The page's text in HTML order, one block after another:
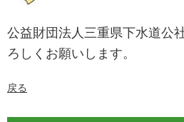
公益財団法人三重県下水道公
ろしくお願いします。
戻る